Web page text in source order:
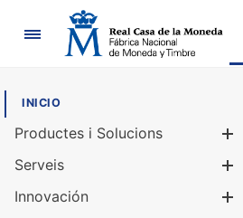
Navegació
INICIO
Productes i Solucions
Serveis
Innovación